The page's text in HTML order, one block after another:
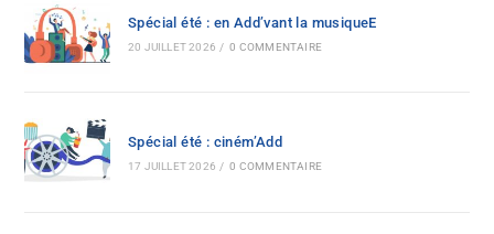
Spécial été : en Add’vant la musiqueE
20 JUILLET 2026 / 0 COMMENTAIRE
Spécial été : ciném’Add
17 JUILLET 2026 / 0 COMMENTAIRE